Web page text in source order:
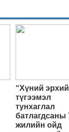
“Хүний
түгээмэл
тунхаглал
батлагдсаны
жилийн ойд